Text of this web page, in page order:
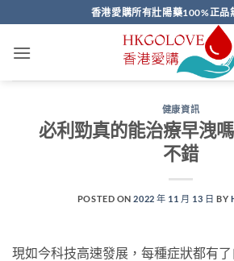
to
content
香港愛購所有壯陽藥100%正品
健康資訊
必利勁真的能治療早洩
不錯
POSTED ON2022 年 11 月 13 日 BY
現如今科技高速發展，每種症狀都有